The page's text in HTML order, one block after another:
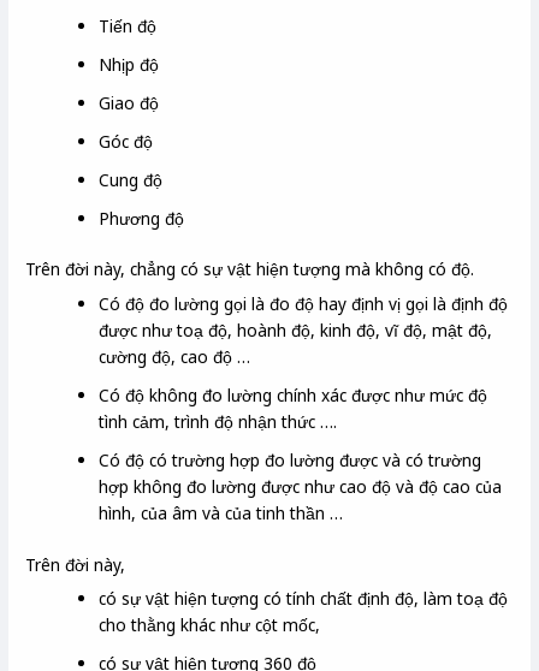
Tiến độ
Nhịp độ
Giao độ
Góc độ
Cung độ
Phương độ
Trên đời này, chẳng có sự vật hiện tượng mà không có độ.
Có độ đo lường gọi là đo độ hay định vị gọi là định độ
được như toạ độ, hoành độ, kinh độ, vĩ độ, mật độ,
cường độ, cao độ …
Có độ không đo lường chính xác được như mức độ
tình cảm, trình độ nhận thức ….
Có độ có trường hợp đo lường được và có trường
hợp không đo lường được như cao độ và độ cao của
hình, của âm và của tinh thần …
Trên đời này,
có sự vật hiện tượng có tính chất định độ, làm toạ độ
cho thằng khác như cột mốc,
có sự vật hiện tượng 360 độ